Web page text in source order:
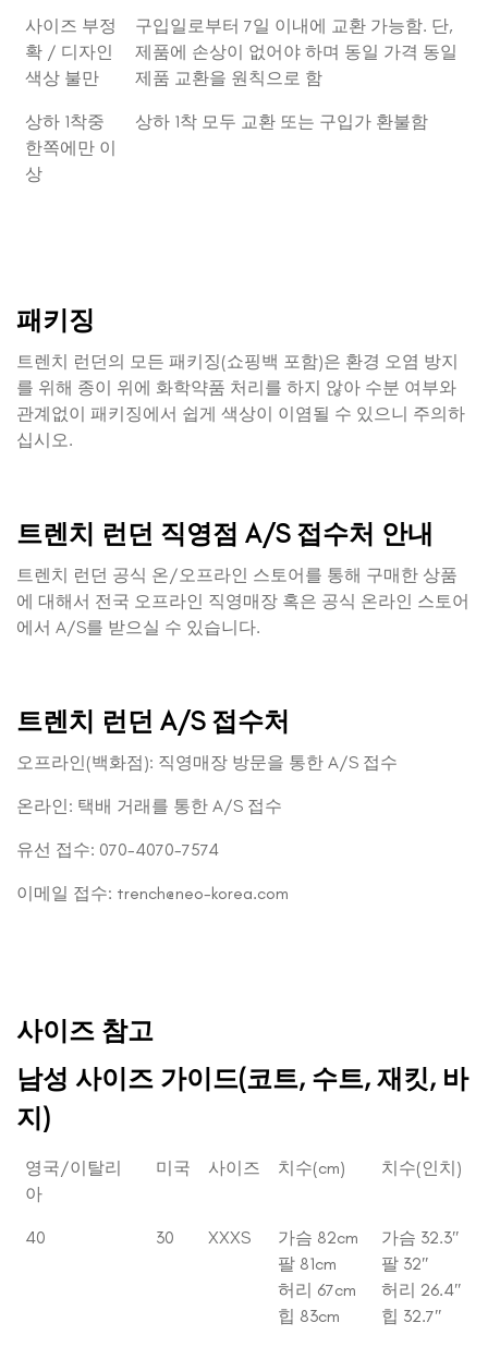
사이즈 부정
확 / 디자인
색상 불만
구입일로부터 7일 이내에 교환 가능함. 단,
제품에 손상이 없어야 하며 동일 가격 동일
제품 교환을 원칙으로 함
상하 1착중
한쪽에만 이
상
상하 1착 모두 교환 또는 구입가 환불함
패키징
트렌치 런던의 모든 패키징(쇼핑백 포함)은 환경 오염 방지
를 위해 종이 위에 화학약품 처리를 하지 않아 수분 여부와
관계없이 패키징에서 쉽게 색상이 이염될 수 있으니 주의하
십시오.
트렌치 런던 직영점 A/S 접수처 안내
트렌치 런던 공식 온/오프라인 스토어를 통해 구매한 상품
에 대해서 전국 오프라인 직영매장 혹은 공식 온라인 스토어
에서 A/S를 받으실 수 있습니다.
트렌치 런던 A/S 접수처
오프라인(백화점): 직영매장 방문을 통한 A/S 접수
온라인: 택배 거래를 통한 A/S 접수
유선 접수: 070-4070-7574
이메일 접수: trench@neo-korea.com
사이즈 참고
남성 사이즈 가이드(코트, 수트, 재킷, 바
지)
영국/이탈리
아
미국 사이즈 치수(cm) 치수(인치)
40 30 XXXS
가슴 82cm
팔 81cm
허리 67cm
힙 83cm
가슴 32.3″
팔 32″
허리 26.4″
힙 32.7″